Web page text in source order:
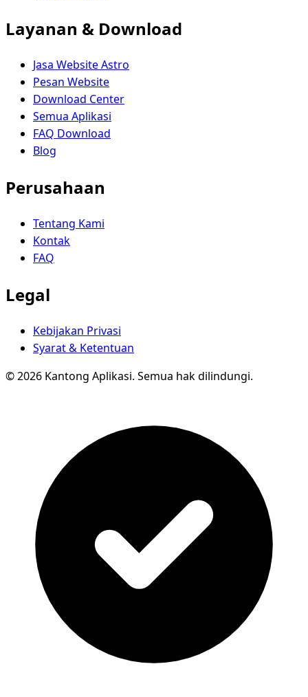
Layanan & Download
Jasa Website Astro
Pesan Website
Download Center
Semua Aplikasi
FAQ Download
Blog
Perusahaan
Tentang Kami
Kontak
FAQ
Legal
Kebijakan Privasi
Syarat & Ketentuan
© 2026 Kantong Aplikasi. Semua hak dilindungi.